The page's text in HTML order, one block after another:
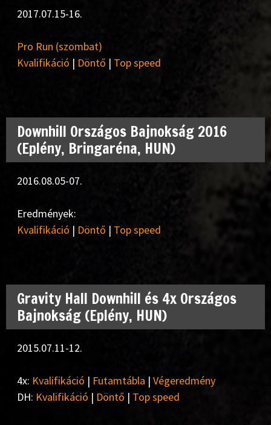
2017.07.15-16.
Pro Run (szombat)
Kvalifikáció | Döntő | Top speed
Downhill Országos Bajnokság 2016
(Eplény, Bringaréna, HUN)
2016.08.05-07.
Eredmények:
Kvalifikáció | Döntő | Top speed
Gravity Hall Downhill és 4x Országos
Bajnokság (Eplény, HUN)
2015.07.11-12.
4x: Kvalifikáció | Futamtábla | Végeredmény
DH: Kvalifikáció | Döntő | Top speed